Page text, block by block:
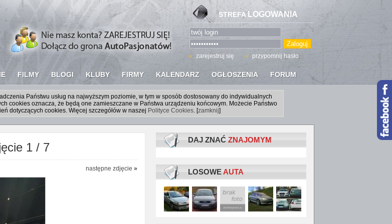
FILMY BLOGI KLUBY FIRMY KALENDARZ OGŁOSZENIA FORUM
STREFA LOGOWANIA
zarejestruj się przypomnij hasło
Państwu usług na najwyższym poziomie, w tym w sposób dostosowany do indywidualnych
cookies oznacza, że będą one zamieszczane w Państwa urządzeniu końcowym. Możecie Państwo
dotyczących cookies. Więcej szczegółów w naszej Polityce Cookies. [zamknij]
1 / 7
następne zdjęcie »
DAJ ZNAĆ ZNAJOMYM
LOSOWEAUTA